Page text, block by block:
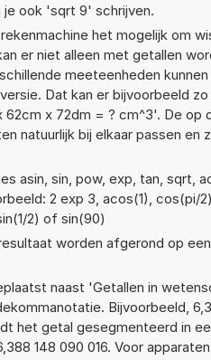
je ook 'sqrt 9' schrijven.
het mogelijk om
er niet alleen met getallen
meeteenheden
Dat kan er bijvoorbeeld
x 72dm = ? cm^3'. De op
natuurlijk bij elkaar passen en
asin, sin, pow, exp, tan, sqrt,
2 exp 3, acos(1), cos(pi/
2) of sin(90)
worden afgerond op
naast 'Getallen in
Bijvoorbeeld,
het getal gesegmenteerd in
148 090 016. Voor